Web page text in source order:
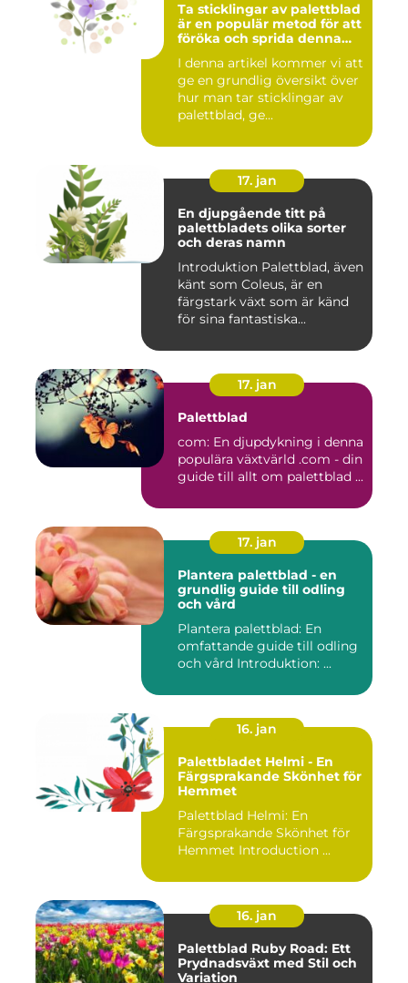
Ta sticklingar av palettblad
är en populär metod för att
föröka och sprida denna
I denna artikel kommer vi att
ge en grundlig översikt över
hur man tar sticklingar av
palettblad, ge...
17. jan
En djupgående titt på
palettbladets olika sorter
och deras namn
Introduktion Palettblad, även
känt som Coleus, är en
färgstark växt som är känd
för sina fantastiska...
17. jan
Palettblad
com: En djupdykning i denna
populära växtvärld .com - din
guide till allt om palettblad ...
17. jan
Plantera palettblad - en
grundlig guide till odling
och vård
Plantera palettblad: En
omfattande guide till odling
och vård Introduktion: ...
16. jan
Palettbladet Helmi - En
Färgsprakande Skönhet för
Hemmet
Palettblad Helmi: En
Färgsprakande Skönhet för
Hemmet Introduction ...
16. jan
Palettblad Ruby Road: Ett
Prydnadsväxt med Stil och
Variation